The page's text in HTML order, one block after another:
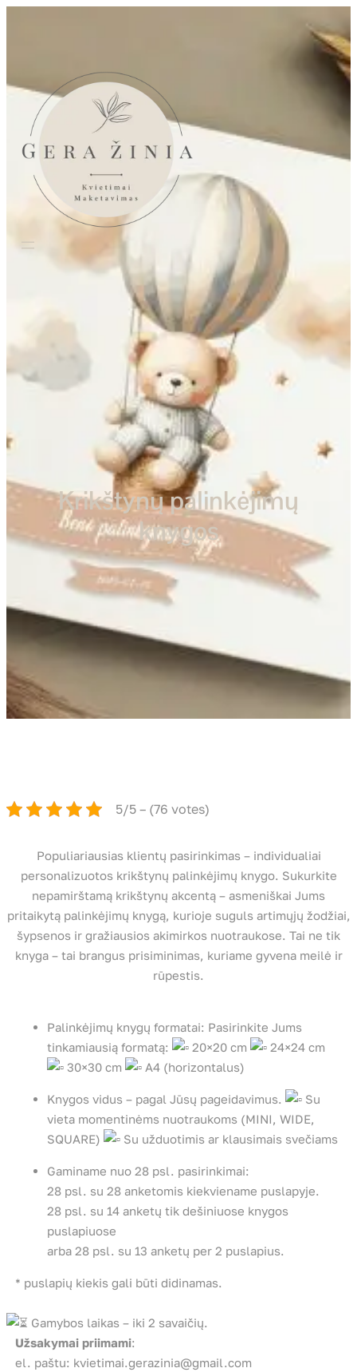
Krikštynų palinkėjimų
knygos
5/5 – (76 votes)
Populiariausias klientų pasirinkimas – individualiai
personalizuotos krikštynų palinkėjimų knygo. Sukurkite
nepamirštamą krikštynų akcentą – asmeniškai Jums
pritaikytą palinkėjimų knygą, kurioje suguls artimųjų žodžiai,
šypsenos ir gražiausios akimirkos nuotraukose. Tai ne tik
knyga – tai brangus prisiminimas, kuriame gyvena meilė ir
rūpestis.
Palinkėjimų knygų formatai: Pasirinkite Jums
tinkamiausią formatą:
20×20 cm
24×24 cm
30×30 cm
A4 (horizontalus)
Knygos vidus – pagal Jūsų pageidavimus.
Su
vieta momentinėms nuotraukoms (MINI, WIDE,
SQUARE)
Su užduotimis ar klausimais svečiams
Gaminame nuo 28 psl. pasirinkimai:
28 psl. su 28 anketomis kiekviename puslapyje.
28 psl. su 14 anketų tik dešiniuose knygos
puslapiuose
arba 28 psl. su 13 anketų per 2 puslapius.
* puslapių kiekis gali būti didinamas.
Gamybos laikas – iki 2 savaičių.
Užsakymai priimami:
el. paštu: kvietimai.gerazinia@gmail.com